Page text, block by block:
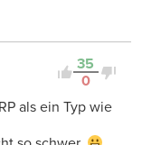
35
0
als ein Typ wie